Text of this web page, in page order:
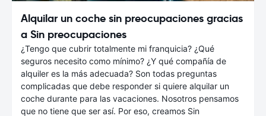
Alquilar un coche sin preocupaciones gracias
a Sin preocupaciones
¿Tengo que cubrir totalmente mi franquicia? ¿Qué
seguros necesito como mínimo? ¿Y qué compañía de
alquiler es la más adecuada? Son todas preguntas
complicadas que debe responder si quiere alquilar un
coche durante para las vacaciones. Nosotros pensamos
que no tiene que ser así. Por eso, creamos Sin